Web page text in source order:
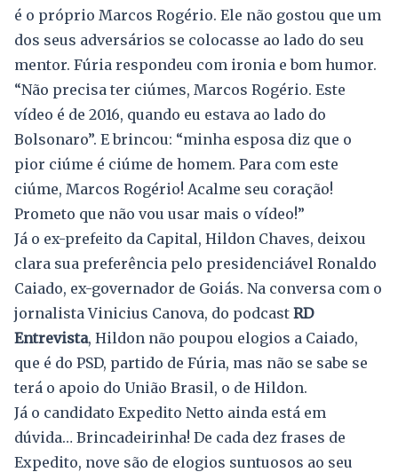
é o próprio Marcos Rogério. Ele não gostou que um
dos seus adversários se colocasse ao lado do seu
mentor. Fúria respondeu com ironia e bom humor.
“Não precisa ter ciúmes, Marcos Rogério. Este
vídeo é de 2016, quando eu estava ao lado do
Bolsonaro”. E brincou: “minha esposa diz que o
pior ciúme é ciúme de homem. Para com este
ciúme, Marcos Rogério! Acalme seu coração!
Prometo que não vou usar mais o vídeo!”
Já o ex-prefeito da Capital, Hildon Chaves, deixou
clara sua preferência pelo presidenciável Ronaldo
Caiado, ex-governador de Goiás. Na conversa com o
jornalista Vinicius Canova, do podcast RD
Entrevista, Hildon não poupou elogios a Caiado,
que é do PSD, partido de Fúria, mas não se sabe se
terá o apoio do União Brasil, o de Hildon.
Já o candidato Expedito Netto ainda está em
dúvida… Brincadeirinha! De cada dez frases de
Expedito, nove são de elogios suntuosos ao seu